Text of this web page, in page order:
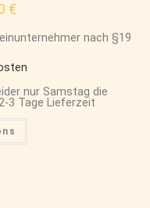
€
nach §19
nur Samstag die
3 Tage Lieferzeit